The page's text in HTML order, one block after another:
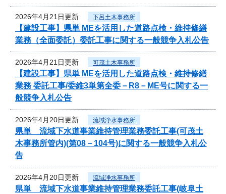
2026年4月21日更新 下呂土木事務所
【建設工事】県単 MEを活用した道路点検・維持修繕
業務（全面委託）委託工事に関する一般競争入札公告
2026年4月21日更新 可茂土木事務所
【建設工事】県単 MEを活用した道路点検・維持修繕
業務 委託工事/委維3単第全委－R8－ME号に関する一
般競争入札公告
2026年4月20日更新 流域浄水事務所
県単 流域下水道事業維持管理業務委託工事(可茂土
木事務所管内)(第08－104号)に関する一般競争入札公
告
2026年4月20日更新 流域浄水事務所
県単 流域下水道事業維持管理業務委託工事(岐阜土